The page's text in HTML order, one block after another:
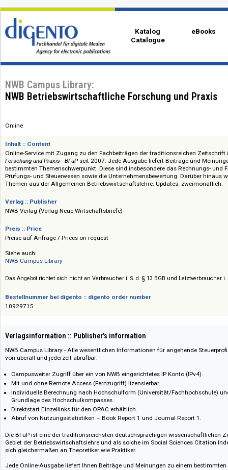
Katalog
Catalogue
NWB Campus Library:
Inhalt :: Content
Online-Service mit Zugang zu den Fachbeiträgen der traditionsreichen
Forschung und Praxis - BFuPseit 2007. Jede Ausgabe liefert Beiträge und
bestimmten Themenschwerpunkt. Diese sind insbesondere das
Themen aus der Allgemeinen Betriebswirtschaftslehre. Updates:
NWB Verlag (Verlag Neue Wirtschaftsbriefe)
Preis :: Price
Preise auf Anfrage / Prices on request
Siehe auch:
Das Angebot richtet sich nicht an Verbraucher i. S. d. § 13 BGB und
10929715
Verlagsinformation :: Publisher's information
NWB Campus Library - Alle wesentlichen Informationen für angehende
von überall und jederzeit abrufbar:
Campusweiter Zugriff über ein von NWB eingerichtetes IP Konto (IPv4).
Individuelle Berechnung nach Hochschulform (Universität/
Grundlage des Hochschulkompasses.
Direktstart Einzellinks für den OPAC erhältlich.
Abruf von Nutzungsstatistiken – Book Report 1 und Journal Report 1.